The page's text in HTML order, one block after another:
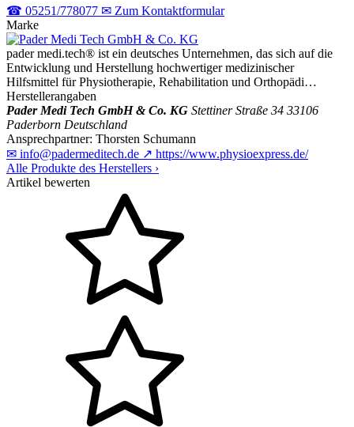
☎ 05251/778077 ✉ Zum Kontaktformular
Marke
pader medi.tech® ist ein deutsches Unternehmen, das sich auf die
Entwicklung und Herstellung hochwertiger medizinischer
Hilfsmittel für Physiotherapie, Rehabilitation und Orthopädi…
Herstellerangaben
Pader Medi Tech GmbH & Co. KG Stettiner Straße 34 33106
Paderborn Deutschland
Ansprechpartner: Thorsten Schumann
✉ info@padermeditech.de ↗ https://www.physioexpress.de/
Alle Produkte des Herstellers ›
Artikel bewerten